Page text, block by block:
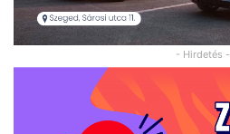
- Hirdetés -